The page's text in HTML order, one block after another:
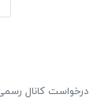
درخواست کانال رسمی